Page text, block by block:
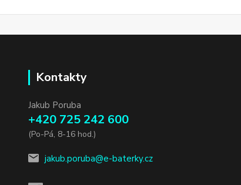
Kontakty
Jakub Poruba
+420 725 242 600
(Po-Pá, 8-16 hod.)
jakub.poruba@e-baterky.cz